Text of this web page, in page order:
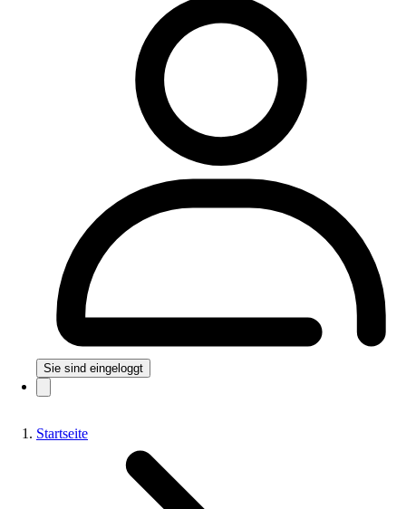
Sie sind eingeloggt
Startseite